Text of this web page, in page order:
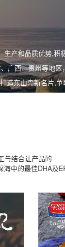
产和品质优势,积
广西、贵州等地
造东山岛新名片,
与结合让产品的
中的最佳DHA及